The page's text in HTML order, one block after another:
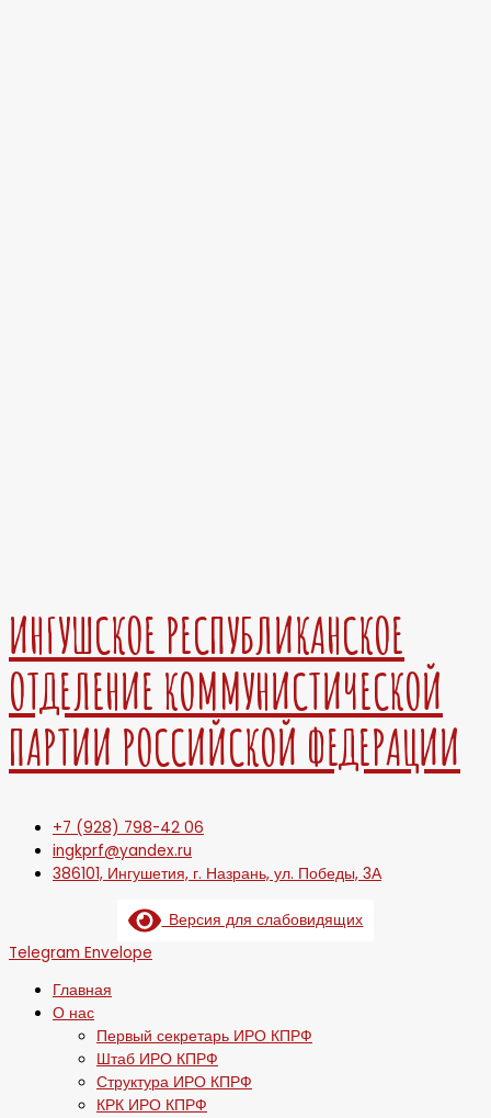
ИНГУШСКОЕ РЕСПУБЛИКАНСКОЕ
ОТДЕЛЕНИЕ КОММУНИСТИЧЕСКОЙ
ПАРТИИ РОССИЙСКОЙ ФЕДЕРАЦИИ
+7 (928) 798-42 06
ingkprf@yandex.ru
386101, Ингушетия, г. Назрань, ул. Победы, 3А
Версия для слабовидящих
Telegram Envelope
Главная
О нас
Первый секретарь ИРО КПРФ
Штаб ИРО КПРФ
Структура ИРО КПРФ
КРК ИРО КПРФ